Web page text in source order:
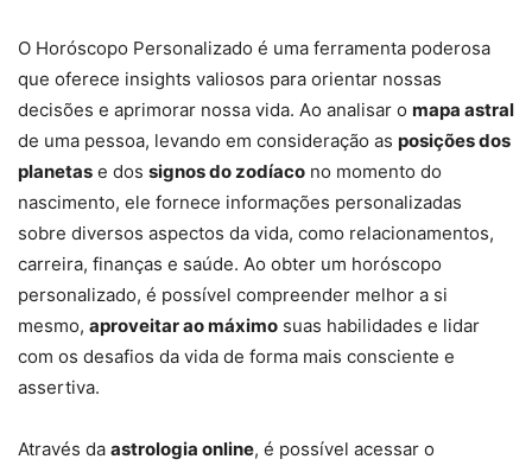
O Horóscopo Personalizado é uma ferramenta poderosa
que oferece insights valiosos para orientar nossas
decisões e aprimorar nossa vida. Ao analisar o mapa astral
de uma pessoa, levando em consideração as posições dos
planetas e dos signos do zodíaco no momento do
nascimento, ele fornece informações personalizadas
sobre diversos aspectos da vida, como relacionamentos,
carreira, finanças e saúde. Ao obter um horóscopo
personalizado, é possível compreender melhor a si
mesmo, aproveitar ao máximo suas habilidades e lidar
com os desafios da vida de forma mais consciente e
assertiva.
Através da astrologia online, é possível acessar o